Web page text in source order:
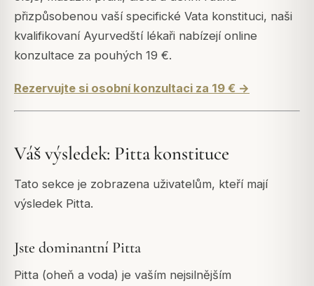
přizpůsobenou vaší specifické Vata konstituci, naši
kvalifikovaní Ayurvedští lékaři nabízejí online
konzultace za pouhých 19 €.
Rezervujte si osobní konzultaci za 19 € →
Váš výsledek: Pitta konstituce
Tato sekce je zobrazena uživatelům, kteří mají
výsledek Pitta.
Jste dominantní Pitta
Pitta (oheň a voda) je vaším nejsilnějším